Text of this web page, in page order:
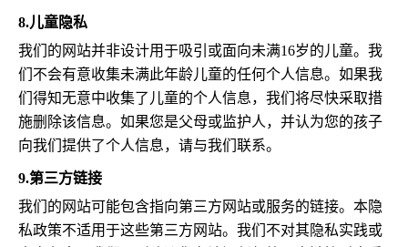
8.儿童隐私
我们的网站并非设计用于吸引或面向未满16岁的儿童。我
们不会有意收集未满此年龄儿童的任何个人信息。如果我
们得知无意中收集了儿童的个人信息，我们将尽快采取措
施删除该信息。如果您是父母或监护人，并认为您的孩子
向我们提供了个人信息，请与我们联系。
9.第三方链接
我们的网站可能包含指向第三方网站或服务的链接。本隐
私政策不适用于这些第三方网站。我们不对其隐私实践或